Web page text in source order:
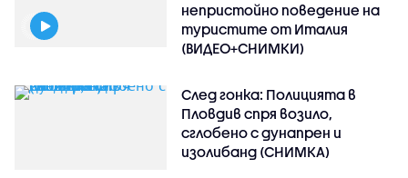
непристойно поведение на
туристите от Италия
(ВИДЕО+СНИМКИ)
След гонка: Полицията в
Пловдив спря возило,
сглобено с дунапрен и
изолибанд (СНИМКА)